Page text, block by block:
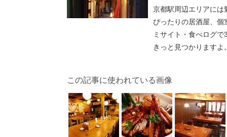
京都駅周辺エリアには
ぴったりの居酒屋、
ミサイト・食べログ
きっと見つかりますよ
この記事に使われている画像